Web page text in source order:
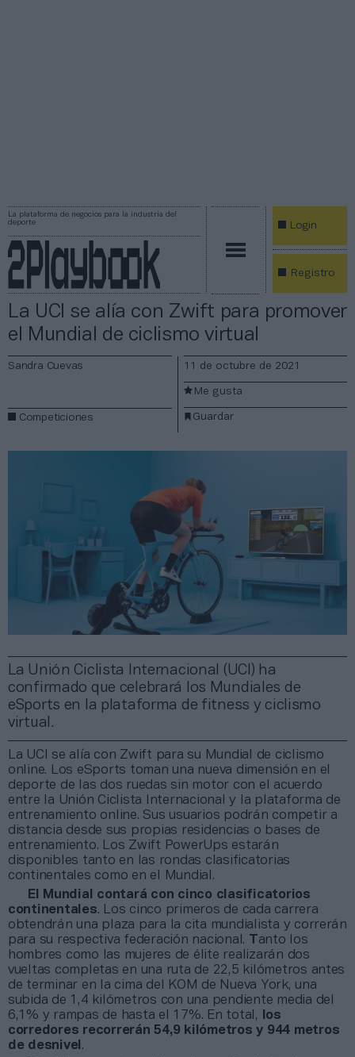
La plataforma de negocios para la industria del
deporte
Login
Registro
La UCI se alía con Zwift para promover
el Mundial de ciclismo virtual
La Unión Ciclista Internacional (UCI) ha
confirmado que celebrará los Mundiales de
eSports en la plataforma de fitness y ciclismo
virtual.
Sandra Cuevas
Competiciones
11 de octubre de 2021
Guardar
Me gusta
La UCI se alía con Zwift para su Mundial de ciclismo
online. Los eSports toman una nueva dimensión en el
deporte de las dos ruedas sin motor con el acuerdo
entre la Unión Ciclista Internacional y la plataforma de
entrenamiento online. Sus usuarios podrán competir a
distancia desde sus propias residencias o bases de
entrenamiento. Los Zwift PowerUps estarán
disponibles tanto en las rondas clasificatorias
continentales como en el Mundial.
El Mundial contará con cinco clasificatorios
continentales. Los cinco primeros de cada carrera
obtendrán una plaza para la cita mundialista y correrán
para su respectiva federación nacional.
anto los
hombres como las mujeres de élite realizarán dos
vueltas completas en una ruta de 22,5 kilómetros antes
de terminar en la cima del KOM de Nueva York, una
subida de 1,4 kilómetros con una pendiente media del
6,1% y rampas de hasta el 17%. En total,
los
corredores recorrerán 54,9 kilómetros y 944 metros
de desnivel .